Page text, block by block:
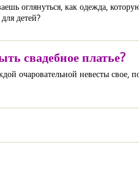
оглянуться, как одежда,
детей?
свадебное платье?
очаровательной невесты